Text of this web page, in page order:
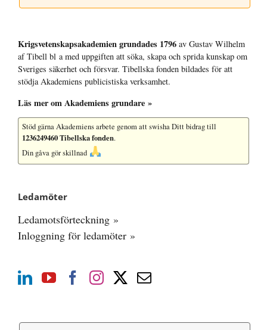
Krigsvetenskap­sakademien grundades 1796 av Gustav Wilhelm
af Tibell bl a med uppgiften att söka, skapa och sprida kunskap om
Sveriges säkerhet och försvar. Tibellska fonden bildades för att
stödja Akademiens publicistiska verksamhet.
Läs mer om Akademiens grundare »
Stöd gärna Akademiens arbete genom att swisha Ditt bidrag till
1236249460 Tibellska fonden.
Din gåva gör skillnad
Ledamöter
Ledamotsförteckning »
Inloggning för ledamöter »